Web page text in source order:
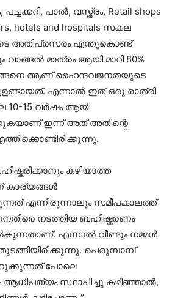
പാൽ, വസ്ത്രം, Retail shops
hotels and hospitals സകല
അതിപ്രസരം എന്തുകൊണ്ട്
മാത്രം ആയി മാറി 80%
ആണ് ഹൈന്ദവജനതയുടെ
എന്നാൽ ഇത് ഒരു രാത്രി
15 വർഷം ആയി
ഇന്ന് അത് അതിന്റെ
കഴിയാത്ത
കാര്യങ്ങൾ
എന്നിരുന്നാലും സമീപകാലത്ത്
നടത്തിയ ബഹിഷ്കരണം
എന്നാൽ വീണ്ടും നമ്മൾ
പെരുമ്പാമ്പ്
പോലെ
സ്ഥാപിച്ചു കഴിഞ്ഞാൽ,